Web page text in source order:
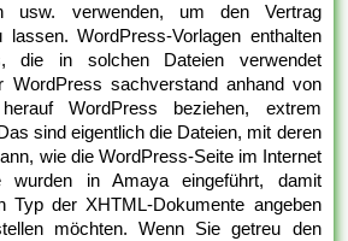
usw. verwenden, um den Vertrag
WordPress-Vorlagen enthalten
die in solchen Dateien verwendet
WordPress sachverstand anhand von
WordPress beziehen, extrem
sind eigentlich die Dateien, mit deren
wie die WordPress-Seite im Internet
wurden in Amaya eingeführt, damit
Typ der XHTML-Dokumente angeben
möchten. Wenn Sie getreu den